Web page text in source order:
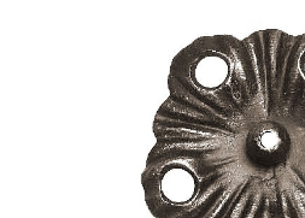
Do bram wjazdowych